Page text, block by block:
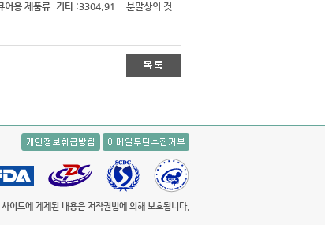
용 제품류- 기타 :3304.91 -- 분말상의 것
사이트에 게제된 내용은 저작권법에 의해 보호됩니다.